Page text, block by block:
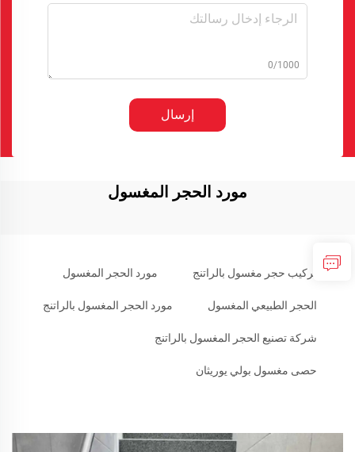
0/1000
إرسال
مورد الحجر المغسول
تركيب حجر مغسول بالراتنج مورد الحجر المغسول
الحجر الطبيعي المغسول مورد الحجر المغسول بالراتنج
شركة تصنيع الحجر المغسول بالراتنج
حصى مغسول بولي يوريثان